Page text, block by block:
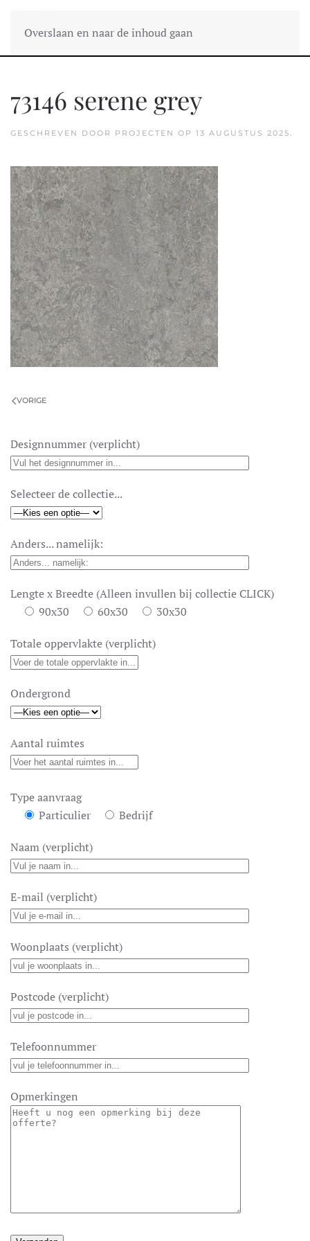
Overslaan en naar de inhoud gaan
73146 serene grey
GESCHREVEN DOOR PROJECTEN OP 13 AUGUSTUS 2025.
VORIGE
Designnummer (verplicht)
Selecteer de collectie...
Anders... namelijk:
Lengte x Breedte (Alleen invullen bij collectie CLICK)
90x30
60x30 30x30
Totale oppervlakte (verplicht)
Ondergrond
Aantal ruimtes
Type aanvraag
Particulier
Bedrijf
Naam (verplicht)
E-mail (verplicht)
Woonplaats (verplicht)
Postcode (verplicht)
Telefoonnummer
Opmerkingen